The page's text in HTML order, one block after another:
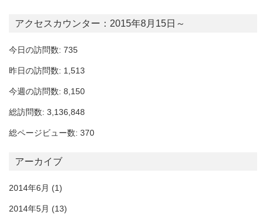
アクセスカウンター：2015年8月15日～
今日の訪問数: 735
昨日の訪問数: 1,513
今週の訪問数: 8,150
総訪問数: 3,136,848
総ページビュー数: 370
アーカイブ
2014年6月 (1)
2014年5月 (13)